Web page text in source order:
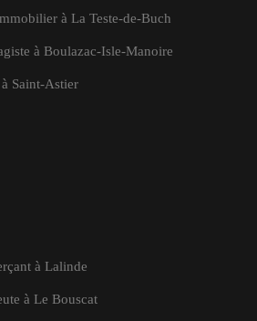
à La Teste-de-Buch
à Boulazac-Isle-Manoire
Saint-Astier
à Lalinde
à Le Bouscat